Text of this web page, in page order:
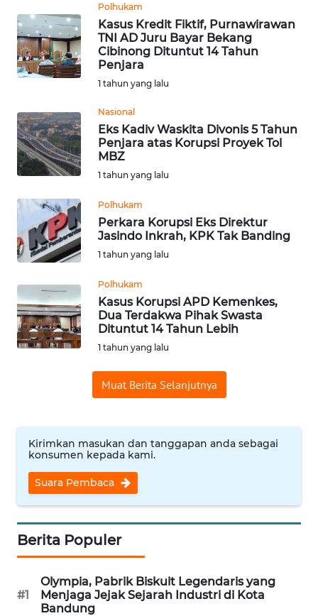
Polhukam
Kasus Kredit Fiktif, Purnawirawan
TNI AD Juru Bayar Bekang
Cibinong Dituntut 14 Tahun
Penjara
1 tahun yang lalu
Nasional
Eks Kadiv Waskita Divonis 5 Tahun
Penjara atas Korupsi Proyek Tol
MBZ
1 tahun yang lalu
Polhukam
Perkara Korupsi Eks Direktur
Jasindo Inkrah, KPK Tak Banding
1 tahun yang lalu
Polhukam
Kasus Korupsi APD Kemenkes,
Dua Terdakwa Pihak Swasta
Dituntut 14 Tahun Lebih
1 tahun yang lalu
Muat Berita Selanjutnya
Kirimkan masukan dan tanggapan anda sebagai
konsumen kepada kami.
Suara Pembaca
Berita Populer
#1
Olympia, Pabrik Biskuit Legendaris yang
Menjaga Jejak Sejarah Industri di Kota
Bandung
WN
TAPANULI
UTARA
WN
WN
PADANG
LAWAS
WN
SUMEDANG
WN
CIANJUR
WN
KEPULAUAN
SERIBU
WN
BINJAI
WN
CIREBON
WN
INDRAMAYU
WN
KUNINGAN